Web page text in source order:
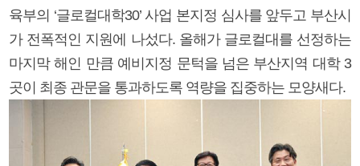
육부의 ‘글로컬대학30’ 사업 본지정 심사를 앞두고 부산시
가 전폭적인 지원에 나섰다. 올해가 글로컬대를 선정하는
마지막 해인 만큼 예비지정 문턱을 넘은 부산지역 대학 3
곳이 최종 관문을 통과하도록 역량을 집중하는 모양새다.